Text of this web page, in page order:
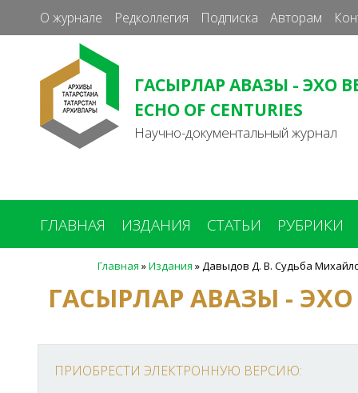
О журнале Редколлегия Подписка Авторам
ГАСЫРЛАР АВАЗЫ - ЭХО
ECHO OF CENTURIES
Научно-документальный журнал
ГЛАВНАЯ ИЗДАНИЯ СТАТЬИ РУБРИКИ
здесь
Главная »Издания »Давыдов Д. В. Судьба
ГАСЫРЛАР АВАЗЫ - ЭХО
ПРИОБРЕСТИ ЭЛЕКТРОННУЮ ВЕРСИЮ: